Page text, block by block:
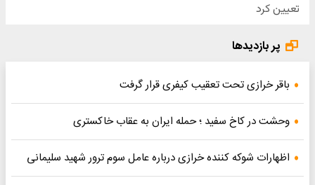
پر بازدیدها
باقر خرازی تحت تعقیب کیفری قرار گرفت
وحشت در کاخ سفید ؛ حمله ایران به عقاب خاکستری
اظهارات شوکه کننده خرازی درباره عامل سوم ترور شهید سلیمانی